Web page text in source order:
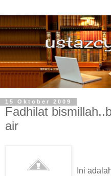
15 Oktober 2009
Fadhilat
air
Ini